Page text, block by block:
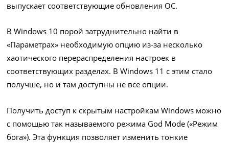
выпускает соответствующие обновления ОС.
В Windows 10 порой затруднительно найти в
«Параметрах» необходимую опцию из-за несколько
хаотического перераспределения настроек в
соответствующих разделах. В Windows 11 с этим стало
получше, но и там доступны не все опции.
Получить доступ к скрытым настройкам Windows можно
с помощью так называемого режима God Mode («Режим
бога»). Эта функция позволяет изменить тонкие